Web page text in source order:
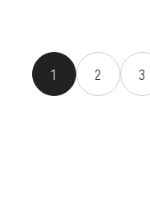
1 2 3